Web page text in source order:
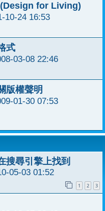
for Living)
10-24 16:53
式
03-08 22:46
版權聲明
01-30 07:53
搜尋引擎上找到
05-03 01:52
1 2 3